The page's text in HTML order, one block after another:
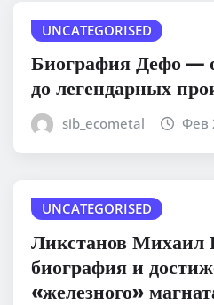
UNCATEGORISED
Биография Дефо —
до легендарных
sib_ecometal Фев
UNCATEGORISED
Ликстанов Михаил
биография и
«железного»